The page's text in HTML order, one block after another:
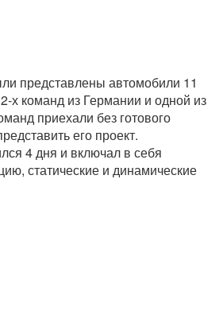
представлены автомобили 11
х команд из Германии и одной из
приехали без готового
его проект.
4 дня и включал в себя
статические и динамические